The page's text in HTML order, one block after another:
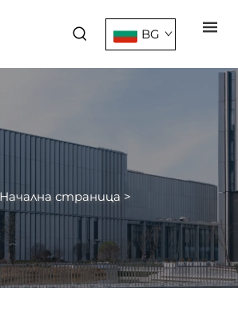
BG
Начална страница >